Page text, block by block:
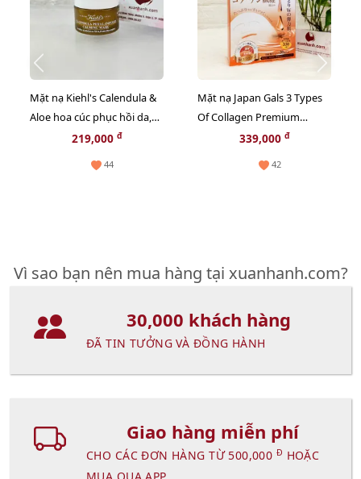
Mặt nạ Kiehl's Calendula &
Aloe hoa cúc phục hồi da,
thư giãn và chậm lão hóa -
219,000 đ
44
Mặt nạ Japan Gals 3 Types
Of Collagen Premium
chống lão hóa, săn chắc da,
339,000 đ
42
Vì sao bạn nên mua hàng tại xuanhanh.com?
30,000 khách hàng
ĐÃ TIN TƯỞNG VÀ ĐỒNG HÀNH
Giao hàng miễn phí
CHO CÁC ĐƠN HÀNG TỪ 500,000 Đ HOẶC